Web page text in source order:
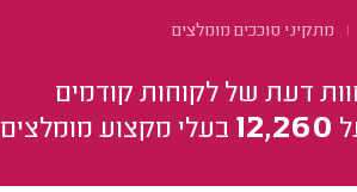
מתקיני סוככים מומלצים
דעת של לקוחות קודמים
12,260 בעלי מקצוע מומלצים